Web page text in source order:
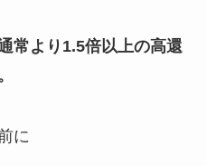
常より1.5倍以上の高還
に